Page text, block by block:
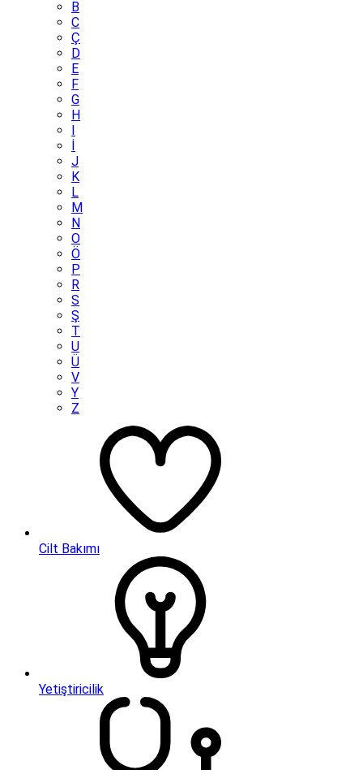
B
C
Ç
D
E
F
G
H
I
İ
J
K
L
M
N
O
Ö
P
R
S
Ş
T
U
Ü
V
Y
Z
Cilt Bakımı
Yetiştiricilik